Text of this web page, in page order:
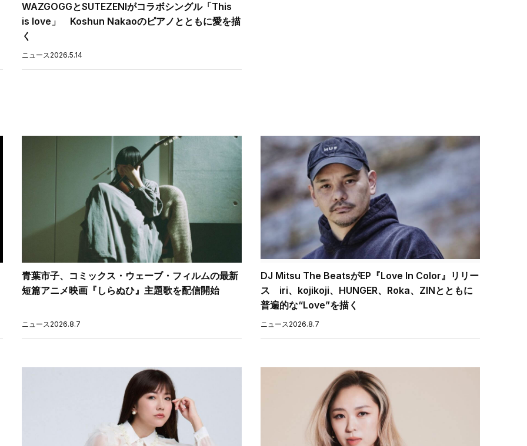
WAZGOGGとSUTEZENIがコラボシングル「This
is love」 Koshun Nakaoのピアノとともに愛を描
く
ニュース2026.5.14
青葉市子、コミックス・ウェーブ・フィルムの最新
短篇アニメ映画『しらぬひ』主題歌を配信開始
ニュース2026.8.7
DJ Mitsu The BeatsがEP『Love In Color』リリー
ス iri、kojikoji、HUNGER、Roka、ZINとともに
普遍的な“Love”を描く
ニュース2026.8.7